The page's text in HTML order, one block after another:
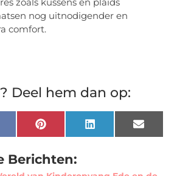
nog uitnodigender en
comfort.
Deel hem dan op:
PinterestLinkedInEmail
Berichten: